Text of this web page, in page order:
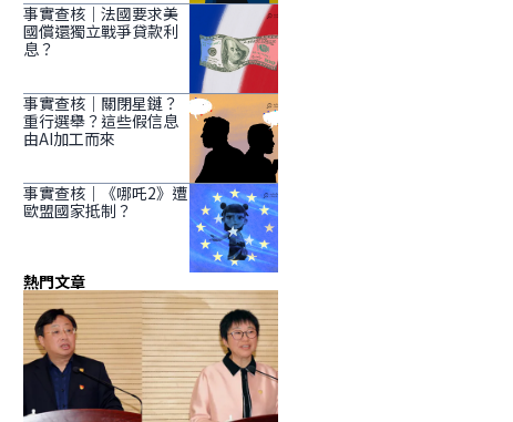
事實查核｜法國要求美
國償還獨立戰爭貸款利
息？
事實查核｜關閉星鏈？
重行選舉？這些假信息
由AI加工而來
事實查核｜《哪吒2》遭
歐盟國家抵制？
熱門文章